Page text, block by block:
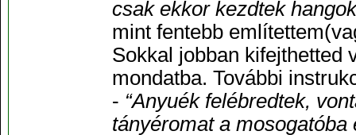
csak ekkor kezdtek
mint fentebb
Sokkal jobban kifejthetted
mondatba. További
- “Anyuék felébredtek,
tányéromat a mosogatóba